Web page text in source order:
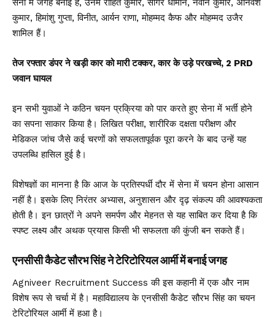
सेना में जगह बनाई है, उनमें रोहित कुमार, सागर धीमान, नवीन कुमार, अनिवेश
कुमार, हिमांशु गुप्ता, विनीत, आर्यन राणा, मोहम्मद कैफ और मोहम्मद उजैर
शामिल हैं।
तेज रफ्तार डंपर ने खड़ी कार को मारी टक्कर, कार के उड़े परखच्चे, 2 PRD
जवान घायल
इन सभी युवाओं ने कठिन चयन प्रक्रिया को पार करते हुए सेना में भर्ती होने
का सपना साकार किया है। लिखित परीक्षा, शारीरिक दक्षता परीक्षण और
मेडिकल जांच जैसे कई चरणों को सफलतापूर्वक पूरा करने के बाद उन्हें यह
उपलब्धि हासिल हुई है।
विशेषज्ञों का मानना है कि आज के प्रतिस्पर्धी दौर में सेना में चयन होना आसान
नहीं है। इसके लिए निरंतर अभ्यास, अनुशासन और दृढ़ संकल्प की आवश्यकता
होती है। इन छात्रों ने अपने समर्पण और मेहनत से यह साबित कर दिया है कि
स्पष्ट लक्ष्य और अथक प्रयास किसी भी सफलता की कुंजी बन सकते हैं।
एनसीसी कैडेट सौरभ सिंह ने टेरिटोरियल आर्मी में बनाई जगह
Agniveer Recruitment Success की इस कहानी में एक और नाम
विशेष रूप से चर्चा में है। महाविद्यालय के एनसीसी कैडेट सौरभ सिंह का चयन
टेरिटोरियल आर्मी में हुआ है।